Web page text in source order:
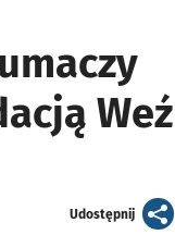
Weź
Udostępnijartykuł